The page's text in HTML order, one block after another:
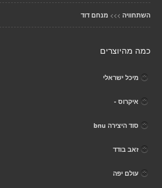
השתחוויה >>> מנחם דוד
כמה מהיוצרים
מיכל ישראלי
איקרוס -
סוד היצירה bnu
זאב בודד
עולם יפה